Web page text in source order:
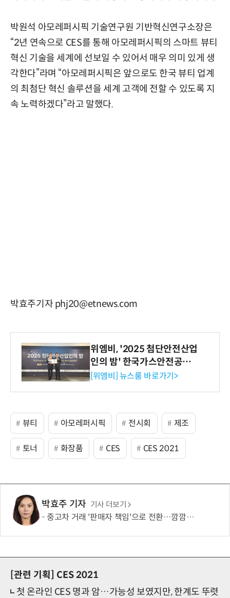
박원석 아모레퍼시픽 기술연구원 기반혁신연구소장은
“2년 연속으로 CES를 통해 아모레퍼시픽의 스마트 뷰티
혁신 기술을 세계에 선보일 수 있어서 매우 의미 있게 생
각한다”라며 “아모레퍼시픽은 앞으로도 한국 뷰티 업계
의 최첨단 혁신 솔루션을 세계 고객에 전할 수 있도록 지
속 노력하겠다”라고 말했다.
박효주기자 phj20@etnews.com
위엠비, '2025 첨단안전산업
인의 밤' 한국가스안전공사
사장상 수상
[위엠비] 뉴스룸 바로가기>
뷰티 아모레퍼시픽 전시회 제조
토너 화장품 CES CES 2021
박효주 기자 기사 더보기
중고차 거래 '판매자 책임'으로 전환…깜깜이 수수료 없앤다
[관련 기획]
CES 2021
첫 온라인 CES 명과 암…가능성 보였지만, 한계도 뚜렷